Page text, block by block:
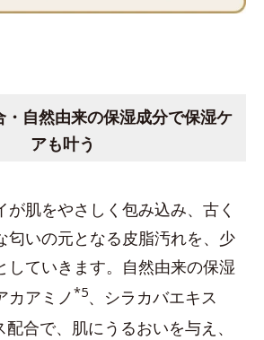
・自然由来の保湿成分で保湿ケ
アも叶う
が肌をやさしく包み込み、古く
匂いの元となる皮脂汚れを、少
していきます。自然由来の保湿
カアミノ*5、シラカバエキス
合で、肌にうるおいを与え、